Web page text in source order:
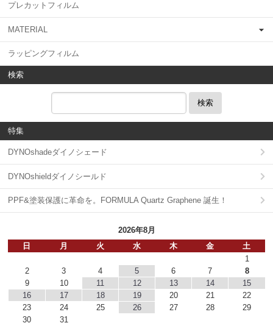
プレカットフィルム
MATERIAL
ラッピングフィルム
検索
検索
特集
DYNOshadeダイノシェード
DYNOshieldダイノシールド
PPF&塗装保護に革命を。FORMULA Quartz Graphene 誕生！
2026年8月
日
月 火 水 木 金
土
1
2
3 4 5 6 7
8
9
10 11 12 13 14
15
16
17 18 19 20 21
22
23
24 25 26 27 28
29
30
31